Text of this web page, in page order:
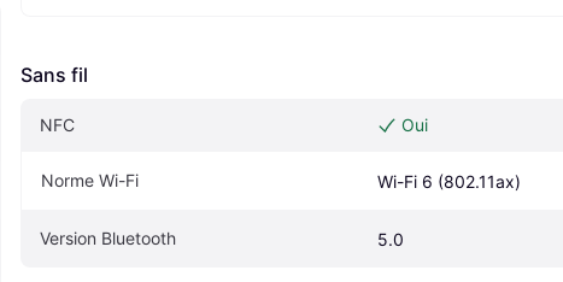
Sans fil
NFC Oui
Norme Wi-Fi Wi-Fi 6 (802.11ax)
Version Bluetooth 5.0